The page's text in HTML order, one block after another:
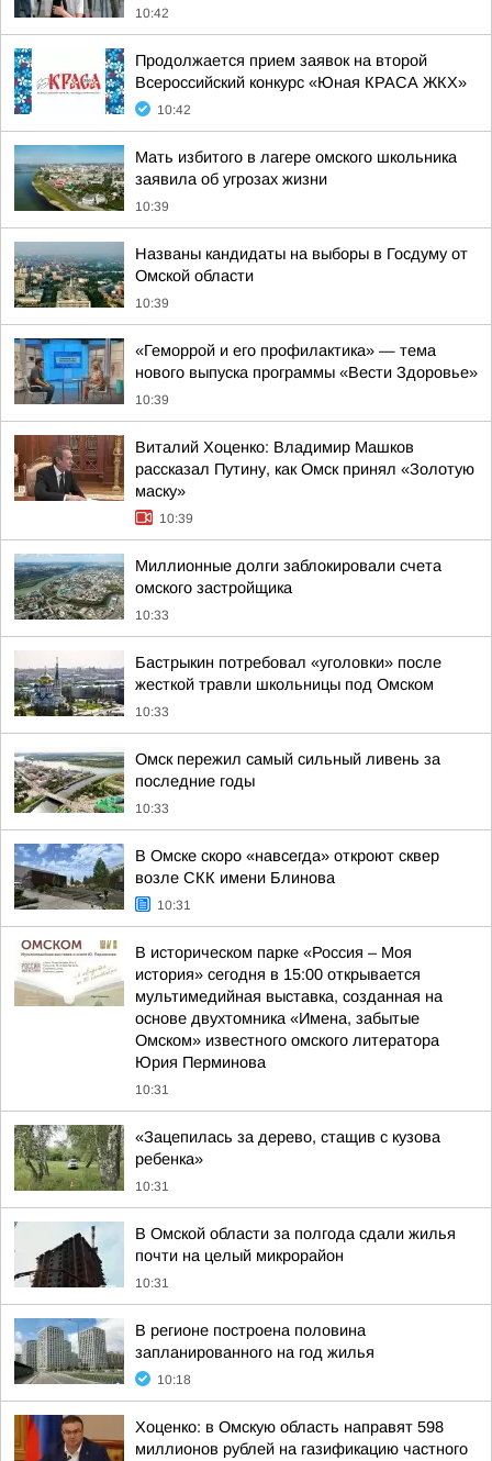
10:42
Продолжается прием заявок на второй
Всероссийский конкурс «Юная КРАСА ЖКХ»
10:42
Мать избитого в лагере омского школьника
заявила об угрозах жизни
10:39
Названы кандидаты на выборы в Госдуму от
Омской области
10:39
«Геморрой и его профилактика» — тема
нового выпуска программы «Вести Здоровье»
10:39
Виталий Хоценко: Владимир Машков
рассказал Путину, как Омск принял «Золотую
маску»
10:39
Миллионные долги заблокировали счета
омского застройщика
10:33
Бастрыкин потребовал «уголовки» после
жесткой травли школьницы под Омском
10:33
Омск пережил самый сильный ливень за
последние годы
10:33
В Омске скоро «навсегда» откроют сквер
возле СКК имени Блинова
10:31
В историческом парке «Россия – Моя
история» сегодня в 15:00 открывается
мультимедийная выставка, созданная на
основе двухтомника «Имена, забытые
Омском» известного омского литератора
Юрия Перминова
10:31
«Зацепилась за дерево, стащив с кузова
ребенка»
10:31
В Омской области за полгода сдали жилья
почти на целый микрорайон
10:31
В регионе построена половина
запланированного на год жилья
10:18
Хоценко: в Омскую область направят 598
миллионов рублей на газификацию частного